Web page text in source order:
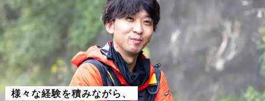
様々な経験を積みながら、